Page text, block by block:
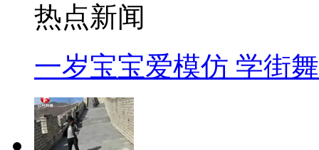
热点新闻
一岁宝宝爱模仿 学街